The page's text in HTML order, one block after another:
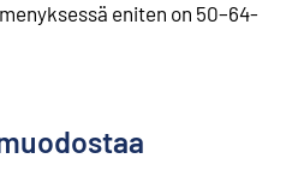
eniten on 50–64-